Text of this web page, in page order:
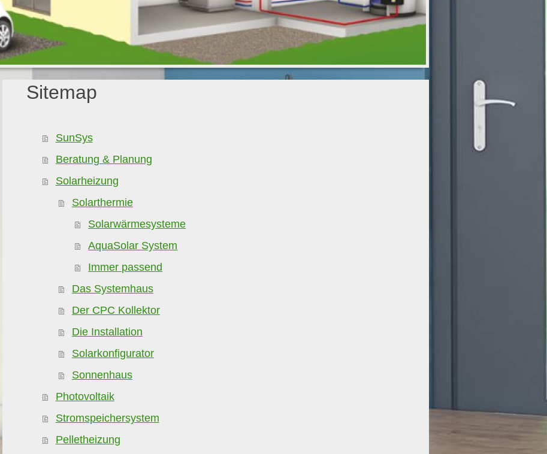
Sitemap
SunSys
Beratung & Planung
Solarheizung
Solarthermie
Solarwärmesysteme
AquaSolar System
Immer passend
Das Systemhaus
Der CPC Kollektor
Die Installation
Solarkonfigurator
Sonnenhaus
Photovoltaik
Stromspeichersystem
Pelletheizung